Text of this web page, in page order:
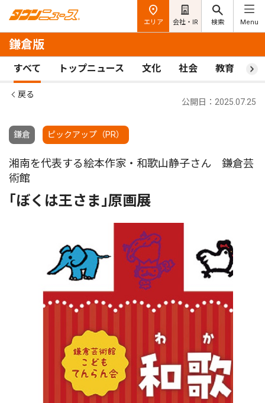
エリア 会社・IR 検索 Menu
鎌倉版
すべて トップニュース 文化 社会 教育 ス
戻る
鎌倉 ピックアップ（PR）
公開日：2025.07.25
湘南を代表する絵本作家・和歌山静子さん 鎌倉芸
術館
｢ぼくは王さま｣原画展